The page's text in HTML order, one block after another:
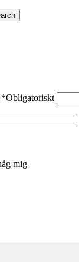
*Obligatoriskt
mig